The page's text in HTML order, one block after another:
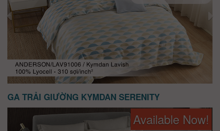
GA TRẢI GIƯỜNG KYMDAN SERENITY
Available Now!